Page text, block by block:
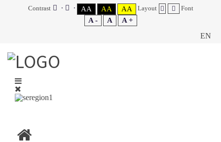
Contrast AA AA AA Layout Font
A - A A +
EN
Вие сте на: Дома
ЈУГОИСТОЧЕН РЕГИОН